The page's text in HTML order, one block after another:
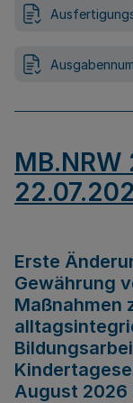
Erste
Gewährung
Maßnahmen
August 2026